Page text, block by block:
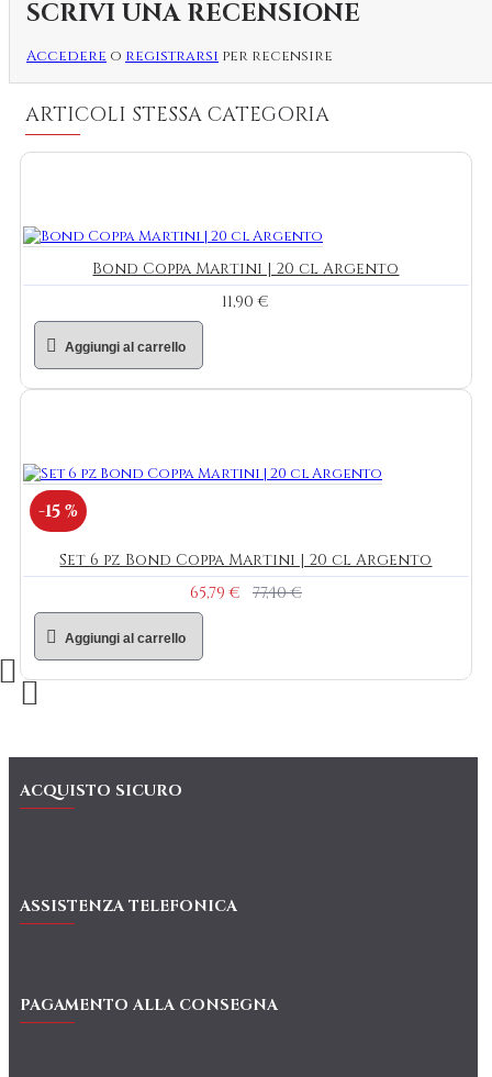
SCRIVI UNA RECENSIONE
Accedere o registrarsi per recensire
ARTICOLI STESSA CATEGORIA
Bond Coppa Martini | 20 cl Argento
11,90 €
Aggiungi al carrello
-15 %
Set 6 pz Bond Coppa Martini | 20 cl Argento
65,79 €
77,40 €
Aggiungi al carrello
ACQUISTO SICURO
ASSISTENZA TELEFONICA
PAGAMENTO ALLA CONSEGNA